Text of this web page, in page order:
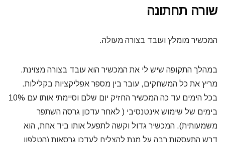
שורה תחתונה
המכשיר מומלץ ועובד בצורה מעולה.
במהלך התקופה שיש לי את המכשיר הוא עובד בצורה מצוינת.
מריץ את כל המשחקים, עובר בין מספר אפליקציות בקלילות.
בכל הימים עד כה המכשיר החזיק יום שלם וסיימתי אותו עם 10%
בימים של שימוש אינטנסיבי ( לאחר עדכון גרסה השתפר
משמעותית). המכשיר גדול וקשה לתפעל אותו ביד אחת, הוא
דרש התעסקות רבה על מנת להצליח לעדכן גרסאות (הטלפון